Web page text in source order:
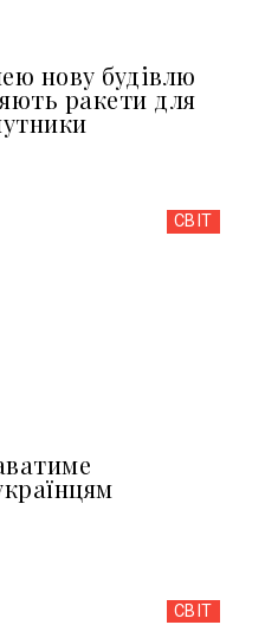
нову будівлю
ракети для
СВІТ
СВІТ